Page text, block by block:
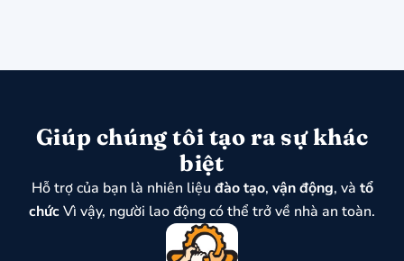
Giúp chúng tôi tạo ra sự khác
biệt
Hỗ trợ của bạn là nhiên liệu đào tạo, vận động, và tổ
chứcVì vậy, người lao động có thể trở về nhà an toàn.